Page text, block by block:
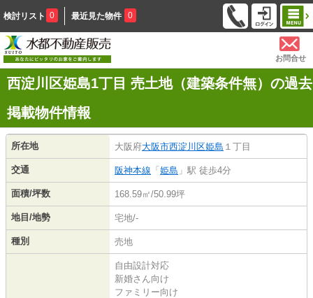
検討リスト 0 最近見た物件 0
お問合せ
西淀川区姫島1丁目 売土地（建築条件無）の過去
掲載物件情報
所在地 大阪府大阪市西淀川区姫島 １丁目
交通 阪神本線 「 姫島 」駅 徒歩4分
面積/坪数 168.59㎡/50.99坪
地目/地勢 宅地/-
種別 売地
自由設計対応
新婚さん向け
ファミリー向け